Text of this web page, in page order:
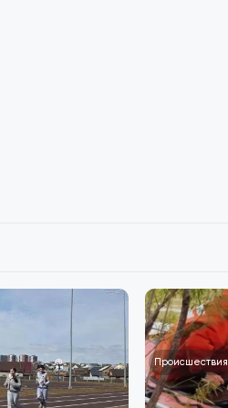
Происшествия